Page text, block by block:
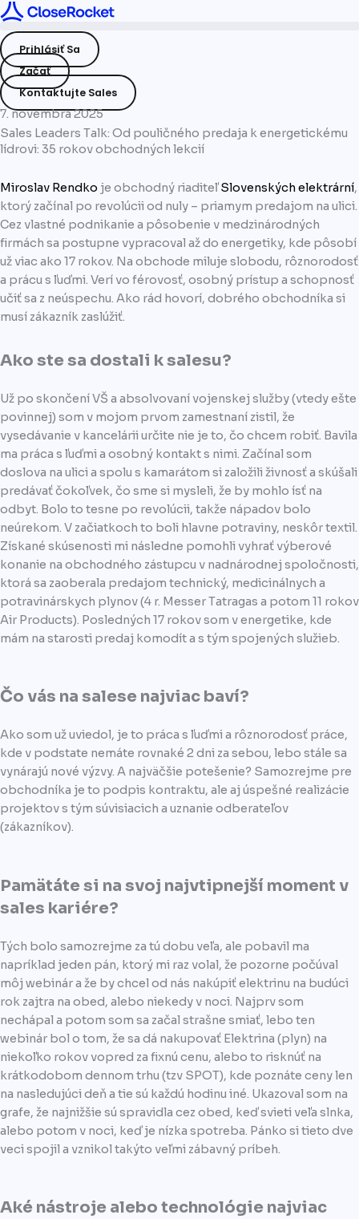
Preskočiť
na
obsahPrihlásiť Sa
Začať
Kontaktujte Sales
7. novembra 2025
Sales Leaders Talk: Od pouličného predaja k energetickému
lídrovi: 35 rokov obchodných lekcií
Miroslav Rendko je obchodný riaditeľSlovenských elektrární,
ktorý začínal po revolúcii od nuly – priamym predajom na ulici.
Cez vlastné podnikanie a pôsobenie v medzinárodných
firmách sa postupne vypracoval až do energetiky, kde pôsobí
už viac ako 17 rokov. Na obchode miluje slobodu, rôznorodosť
a prácu s ľuďmi. Verí vo férovosť, osobný prístup a schopnosť
učiť sa z neúspechu. Ako rád hovorí, dobrého obchodníka si
musí zákazník zaslúžiť.
Ako ste sa dostali k salesu?
Už po skončení VŠ a absolvovaní vojenskej služby (vtedy ešte
povinnej) som v mojom prvom zamestnaní zistil, že
vysedávanie v kancelárii určite nie je to, čo chcem robiť. Bavila
ma práca s ľuďmi a osobný kontakt s nimi. Začínal som
doslova na ulici a spolu s kamarátom si založili živnosť a skúšali
predávať čokoľvek, čo sme si mysleli, že by mohlo ísť na
odbyt. Bolo to tesne po revolúcii, takže nápadov bolo
neúrekom. V začiatkoch to boli hlavne potraviny, neskôr textil.
Získané skúsenosti mi následne pomohli vyhrať výberové
konanie na obchodného zástupcu v nadnárodnej spoločnosti,
ktorá sa zaoberala predajom technický, medicinálnych a
potravinárskych plynov (4 r. Messer Tatragas a potom 11 rokov
Air Products). Posledných 17 rokov som v energetike, kde
mám na starosti predaj komodít a s tým spojených služieb.
Čo vás na salese najviac baví?
Ako som už uviedol, je to práca s ľuďmi a rôznorodosť práce,
kde v podstate nemáte rovnaké 2 dni za sebou, lebo stále sa
vynárajú nové výzvy. A najväčšie potešenie? Samozrejme pre
obchodníka je to podpis kontraktu, ale aj úspešné realizácie
projektov s tým súvisiacich a uznanie odberateľov
(zákazníkov).
Pamätáte si na svoj najvtipnejší moment v
sales kariére?
Tých bolo samozrejme za tú dobu veľa, ale pobavil ma
napríklad jeden pán, ktorý mi raz volal, že pozorne počúval
môj webinár a že by chcel od nás nakúpiť elektrinu na budúci
rok zajtra na obed, alebo niekedy v noci. Najprv som
nechápal a potom som sa začal strašne smiať, lebo ten
webinár bol o tom, že sa dá nakupovať Elektrina (plyn) na
niekoľko rokov vopred za fixnú cenu, alebo to risknúť na
krátkodobom dennom trhu (tzv SPOT), kde poznáte ceny len
na nasledujúci deň a tie sú každú hodinu iné. Ukazoval som na
grafe, že najnižšie sú spravidla cez obed, keď svieti veľa slnka,
alebo potom v noci, keď je nízka spotreba. Pánko si tieto dve
veci spojil a vznikol takýto veľmi zábavný príbeh.
Aké nástroje alebo technológie najviac